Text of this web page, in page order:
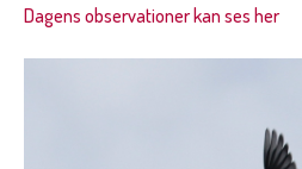
Dagens observationer kan ses her